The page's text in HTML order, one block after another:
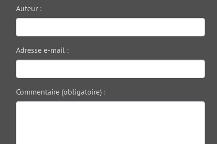
Auteur :
Adresse e-mail :
Commentaire (obligatoire) :